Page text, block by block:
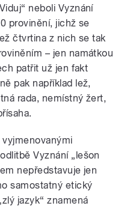
neboli Vyznání
provinění, jichž se
čtvrtina z nich se tak
– jen namátkou
patřit už jen fakt
pak například lež,
rada, nemístný žert,
Vyznání „lešon
nepředstavuje jen
samostatný etický
jazyk“ znamená